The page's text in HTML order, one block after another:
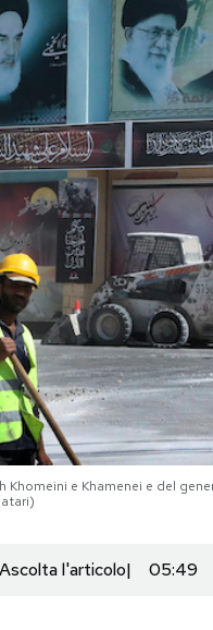
Khomeini e Khamenei e del
Ascolta l'articolo 05:49